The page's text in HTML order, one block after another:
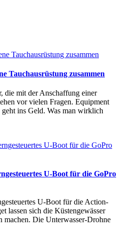
Tauchausrüstung zusammen
die mit der Anschaffung einer
vor vielen Fragen. Equipment
ins Geld. Was man wirklich
U-Boot für die GoPro
U-Boot für die Action-
lassen sich die Küstengewässer
machen. Die Unterwasser-Drohne